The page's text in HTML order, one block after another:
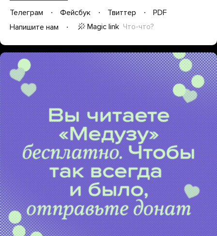
Телеграм Фейсбук Твиттер
PDF
Напишите нам
Magic link Что-что?